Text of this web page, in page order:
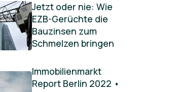
Jetzt oder nie: Wie
EZB-Gerüchte die
Bauzinsen zum
Schmelzen bringen
Immobilienmarkt
Report Berlin 2022 •